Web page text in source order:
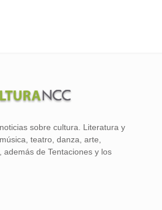
sobre cultura. Literatura y
teatro, danza, arte,
además de Tentaciones y los